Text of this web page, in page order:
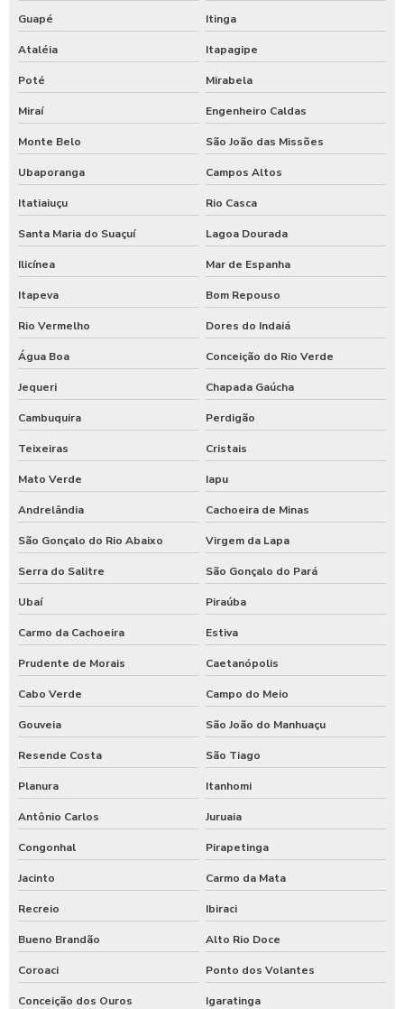
Guapé Itinga
Ataléia Itapagipe
Poté Mirabela
Miraí Engenheiro Caldas
Monte Belo São João das Missões
Ubaporanga Campos Altos
Itatiaiuçu Rio Casca
Santa Maria do Suaçuí Lagoa Dourada
Ilicínea Mar de Espanha
Itapeva Bom Repouso
Rio Vermelho Dores do Indaiá
Água Boa Conceição do Rio Verde
Jequeri Chapada Gaúcha
Cambuquira Perdigão
Teixeiras Cristais
Mato Verde Iapu
Andrelândia Cachoeira de Minas
São Gonçalo do Rio Abaixo Virgem da Lapa
Serra do Salitre São Gonçalo do Pará
Ubaí Piraúba
Carmo da Cachoeira Estiva
Prudente de Morais Caetanópolis
Cabo Verde Campo do Meio
Gouveia São João do Manhuaçu
Resende Costa São Tiago
Planura Itanhomi
Antônio Carlos Juruaia
Congonhal Pirapetinga
Jacinto Carmo da Mata
Recreio Ibiraci
Bueno Brandão Alto Rio Doce
Coroaci Ponto dos Volantes
Conceição dos Ouros Igaratinga